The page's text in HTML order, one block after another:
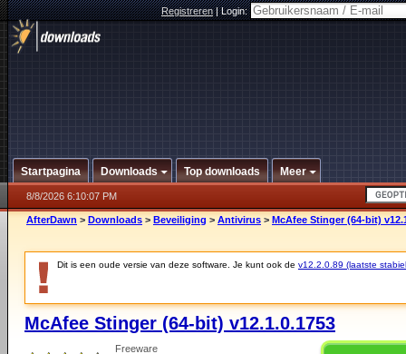
Registreren|Login:
Startpagina Downloads Top downloads Meer
8/8/2026 6:10:07 PM
AfterDawn > Downloads > Beveiliging > Antivirus > McAfee Stinger (64-bit)
Dit is een oude versie van deze software. Je kunt ook de v12.2.0.89 (laatste
McAfee Stinger (64-bit) v12.1.0.1753
Freeware